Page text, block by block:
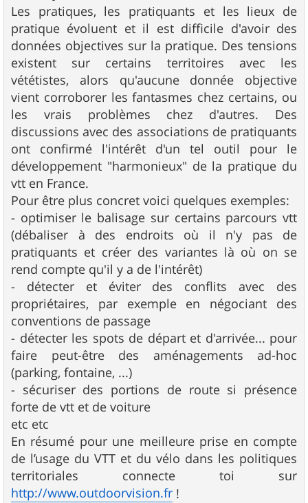
Les pratiques, les pratiquants et les lieux de
pratique évoluent et il est difficile d'avoir des
données objectives sur la pratique. Des tensions
existent sur certains territoires avec les
vététistes, alors qu'aucune donnée objective
vient corroborer les fantasmes chez certains, ou
les vrais problèmes chez d'autres. Des
discussions avec des associations de pratiquants
ont confirmé l'intérêt d'un tel outil pour le
développement "harmonieux" de la pratique du
vtt en France.
Pour être plus concret voici quelques exemples:
- optimiser le balisage sur certains parcours vtt
(débaliser à des endroits où il n'y pas de
pratiquants et créer des variantes là où on se
rend compte qu'il y a de l'intérêt)
- détecter et éviter des conflits avec des
propriétaires, par exemple en négociant des
conventions de passage
- détecter les spots de départ et d'arrivée... pour
faire peut-être des aménagements ad-hoc
(parking, fontaine, ...)
- sécuriser des portions de route si présence
forte de vtt et de voiture
etc etc
En résumé pour une meilleure prise en compte
de l’usage du VTT et du vélo dans les politiques
territoriales connecte toi sur
http://www.outdoorvision.fr !